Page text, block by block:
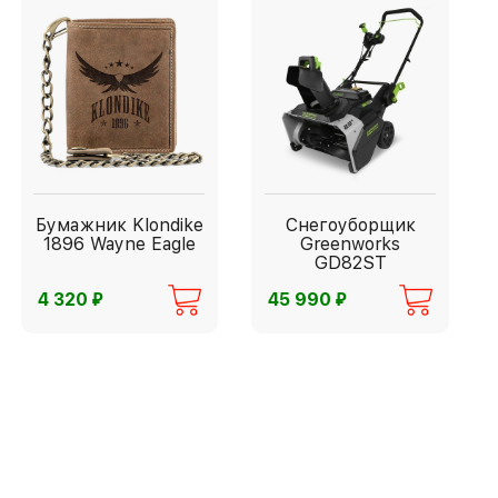
Бумажник Klondike
1896 Wayne Eagle
4 320 ⃏
Снегоуборщик
Greenworks
GD82ST
45 990⃏